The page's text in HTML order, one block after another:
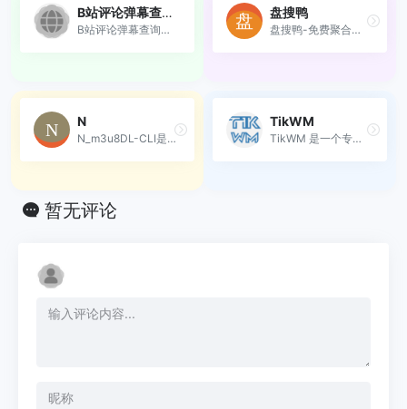
B站评论弹幕查询器
B站评论弹幕查询器是一种帮助...
盘搜鸭
盘搜鸭-免费聚合夸克、阿里、百度等全网网盘资源，一键搜索影视、学习、软件，每日更新无需注册。
N
N_m3u8DL-CLI是一款用于下载m...
TikWM
TikWM 是一个专门用于下载 Ti...
暂无评论